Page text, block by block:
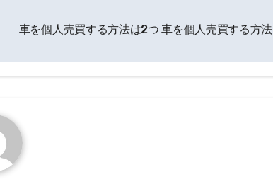
車を個人売買する方法は2つ 車を個人売買する方法